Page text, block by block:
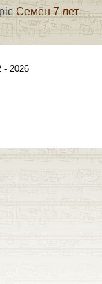
Семён 7 лет
- 2026